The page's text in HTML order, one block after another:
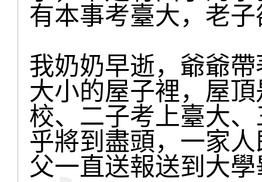
有本事考臺大，老
我奶奶早逝，爺爺
大小的屋子裡，屋
校、二子考上臺大
乎將到盡頭，一家
父一直送報送到大